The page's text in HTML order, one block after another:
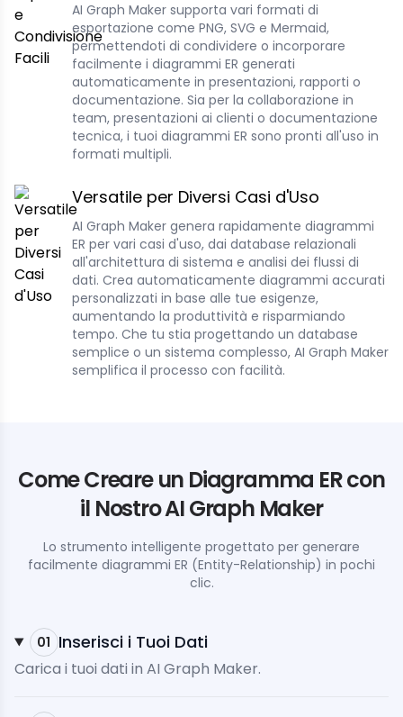
AI Graph Maker supporta vari formati di
esportazione come PNG, SVG e Mermaid,
permettendoti di condividere o incorporare
facilmente i diagrammi ER generati
automaticamente in presentazioni, rapporti o
documentazione. Sia per la collaborazione in
team, presentazioni ai clienti o documentazione
tecnica, i tuoi diagrammi ER sono pronti all'uso in
formati multipli.
Versatile per Diversi Casi d'Uso
AI Graph Maker genera rapidamente diagrammi
ER per vari casi d'uso, dai database relazionali
all'architettura di sistema e analisi dei flussi di
dati. Crea automaticamente diagrammi accurati
personalizzati in base alle tue esigenze,
aumentando la produttività e risparmiando
tempo. Che tu stia progettando un database
semplice o un sistema complesso, AI Graph Maker
semplifica il processo con facilità.
Come Creare un Diagramma ER con
il Nostro AI Graph Maker
Lo strumento intelligente progettato per generare
facilmente diagrammi ER (Entity-Relationship) in pochi
clic.
01 Inserisci i Tuoi Dati
Carica i tuoi dati in AI Graph Maker.